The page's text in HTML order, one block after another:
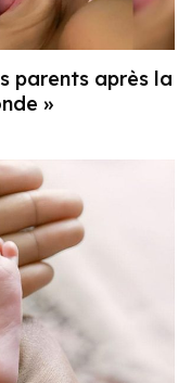
parents après la
»